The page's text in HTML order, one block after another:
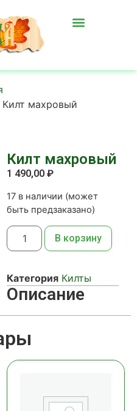
Килт махровый
Килт махровый
1 490,00 ₽
17 в наличии (может
быть предзаказано)
В корзину
Категория Килты
Описание